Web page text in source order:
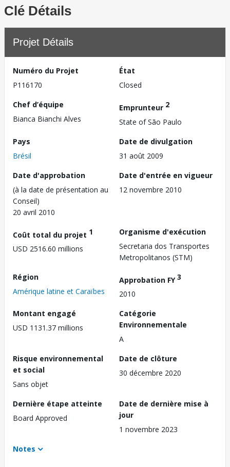
Clé Détails
Projet Détails
Numéro du Projet
P116170
État
Closed
Chef d’équipe
Bianca Bianchi Alves
Emprunteur 2
State of São Paulo
Pays
Brésil
Date de divulgation
31 août 2009
Date d'approbation
(à la date de présentation au
Conseil)
20 avril 2010
Date d'entrée en vigueur
12 novembre 2010
Coût total du projet 1
USD 2516.60 millions
Organisme d'exécution
Secretaria dos Transportes
Metropolitanos (STM)
Région
Amérique latine et Caraïbes
Approbation FY3
2010
Montant engagé
USD 1131.37 millions
Catégorie
Environnementale
A
Risque environnemental
et social
Sans objet
Date de clôture
30 décembre 2020
Dernière étape atteinte
Board Approved
Date de dernière mise à
jour
1 novembre 2023
Notes